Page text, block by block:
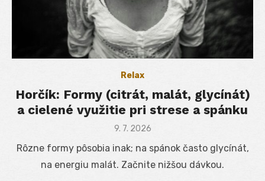
Relax
Horčík: Formy (citrát, malát, glycínát)
a cielené využitie pri strese a spánku
Posted
9. 7. 2026
Rôzne formy pôsobia inak; na spánok často glycínát,
na energiu malát. Začnite nižšou dávkou.